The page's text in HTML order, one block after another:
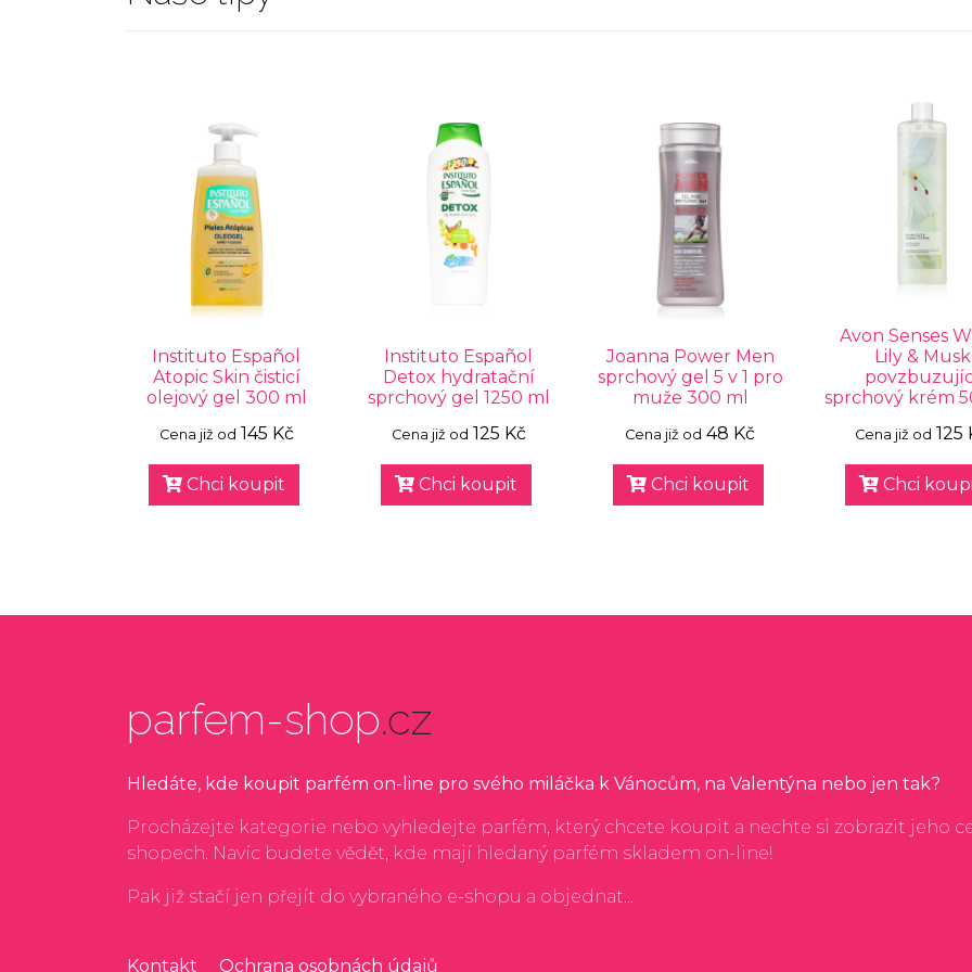
Instituto Español
Atopic Skin čisticí
olejový gel 300 ml
Cena již od 145 Kč
Chci koupit
Instituto Español
Detox hydratační
sprchový gel 1250 ml
Cena již od 125 Kč
Chci koupit
Joanna Power Men
sprchový gel 5 v 1 pro
muže 300 ml
Cena již od 48 Kč
Chci koupit
Avon Senses
Lily & Musk
sprchový krém
Cena již od 125
Chci
parfem-shop.cz
Hledáte, kde koupit parfém on-line pro svého miláčka k Vánocům, na Valentýna nebo jen tak?
Procházejte kategorie nebo vyhledejte parfém, který chcete koupit a nechte si zobrazit jeho
shopech. Navíc budete vědět, kde mají hledaný parfém skladem on-line!
Pak již stačí jen přejít do vybraného e-shopu a objednat...
Kontakt Ochrana osobnách údajů